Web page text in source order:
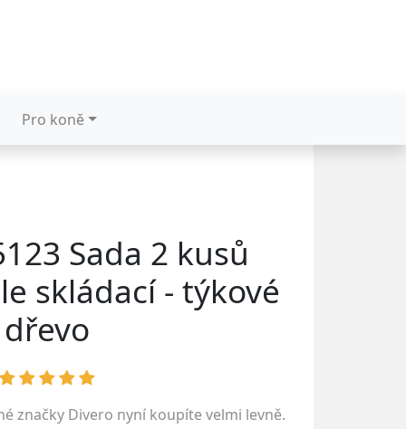
Pro koně
Sada 2 kusů
skládací - týkové
dřevo
značky Divero nyní koupíte velmi levně.